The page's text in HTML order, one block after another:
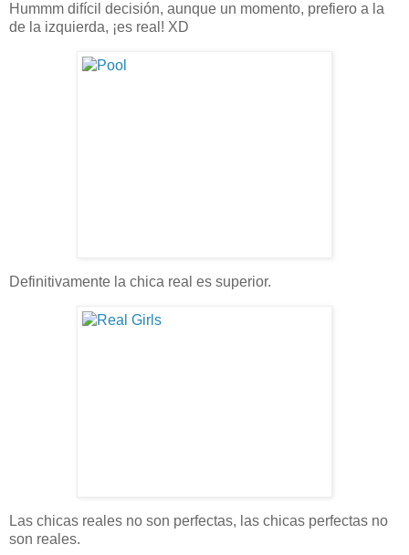
Hummm difícil decisión, aunque un momento, prefiero a la
de la izquierda, ¡es real! XD
Definitivamente la chica real es superior.
Las chicas reales no son perfectas, las chicas perfectas no
son reales.